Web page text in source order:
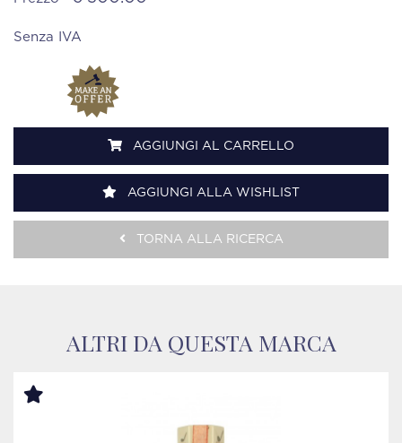
Senza IVA
AGGIUNGI AL CARRELLO
AGGIUNGI ALLA WISHLIST
TORNA ALLA RICERCA
ALTRI DA QUESTA MARCA